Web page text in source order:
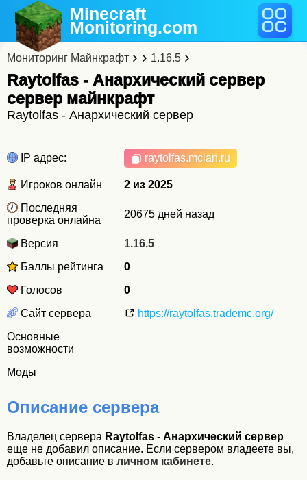
Minecraft
Monitoring.com
Мониторинг Майнкрафт 1.16.5
Raytolfas - Анархический сервер
cервер майнкрафт
Raytolfas - Анархический сервер
IP адрес: raytolfas.mclan.ru
Игроков онлайн
2 из 2025
Последняя
проверка онлайна
20675 дней назад
Версия
1.16.5
Баллы рейтинга
0
Голосов
0
Сайт сервера
https://raytolfas.trademc.org/
Основные
возможности
Моды
Описание сервера
Владелец сервера Raytolfas - Анархический сервер
еще не добавил описание. Если сервером владеете вы,
добавьте описание в личном кабинете.